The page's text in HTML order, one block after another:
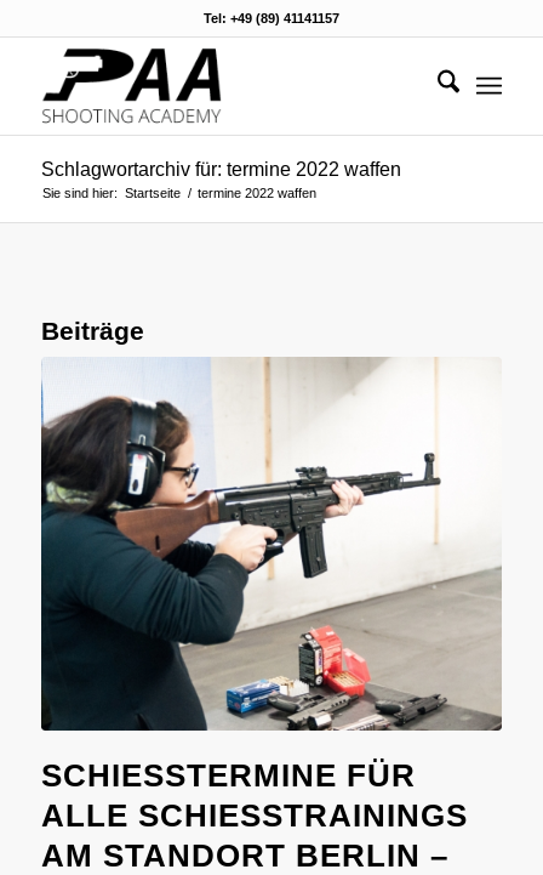
Tel: +49 (89) 41141157
Schlagwortarchiv für: termine 2022 waffen
Sie sind hier: Startseite / termine 2022 waffen
Beiträge
SCHIESSTERMINE FÜR A
LLE SCHIESSTRAININGS AM
STANDORT BERLIN – WA